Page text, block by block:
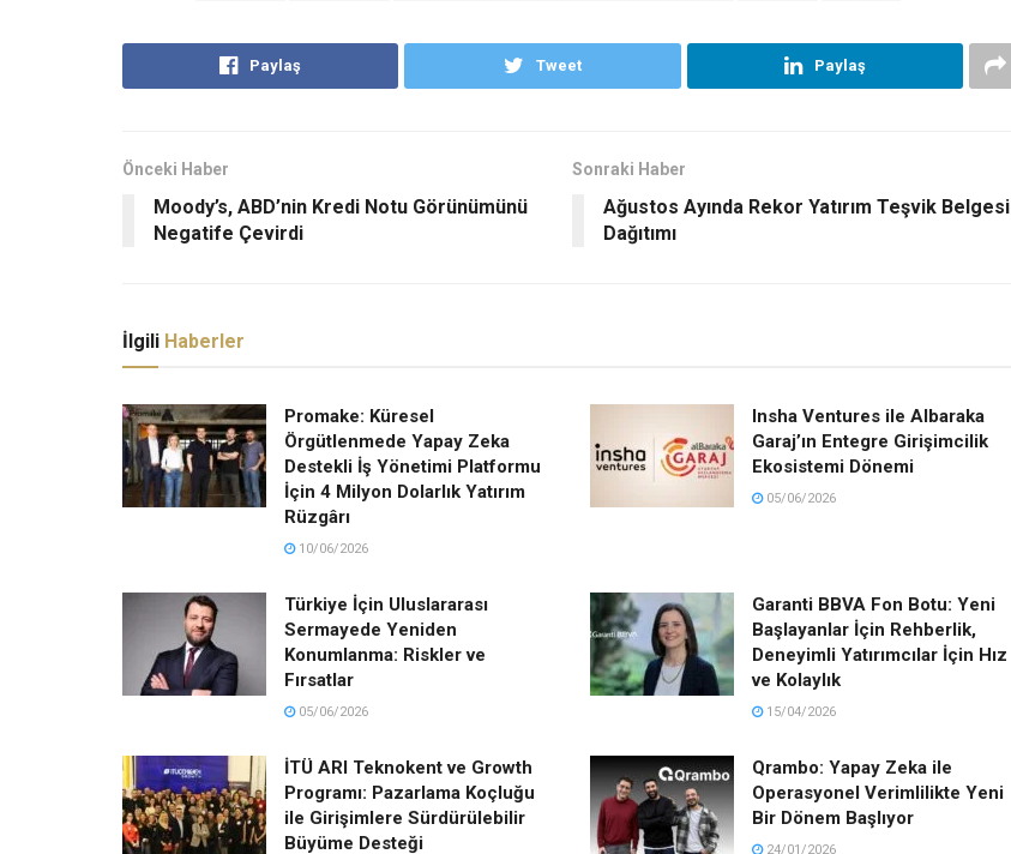
Paylaş Tweet Paylaş
Önceki Haber
Moody’s, ABD’nin Kredi Notu Görünümünü
Negatife Çevirdi
Sonraki Haber
Ağustos Ayında Rekor Yatırım Teşvik Belgesi
Dağıtımı
İlgili Haberler
Promake: Küresel
Örgütlenmede Yapay Zeka
Destekli İş Yönetimi Platformu
İçin 4 Milyon Dolarlık Yatırım
Rüzgârı
10/06/2026
Insha Ventures ile Albaraka
Garaj’ın Entegre Girişimcilik
Ekosistemi Dönemi
05/06/2026
Türkiye İçin Uluslararası
Sermayede Yeniden
Konumlanma: Riskler ve
Fırsatlar
05/06/2026
Garanti BBVA Fon Botu: Yeni
Başlayanlar İçin Rehberlik,
Deneyimli Yatırımcılar İçin Hız
ve Kolaylık
15/04/2026
İTÜ ARI Teknokent ve Growth
Programı: Pazarlama Koçluğu
ile Girişimlere Sürdürülebilir
Büyüme Desteği
Qrambo: Yapay Zeka ile
Operasyonel Verimlilikte Yeni
Bir Dönem Başlıyor
24/01/2026